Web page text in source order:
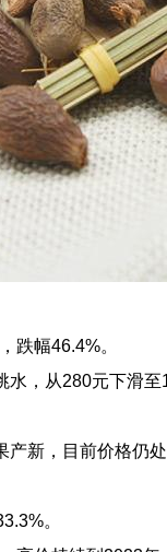
跌幅46.4%。
水，从280元下滑
新，目前价格仍
。